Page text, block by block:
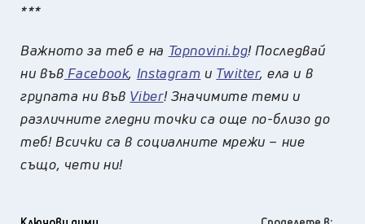
***
Важното за теб е на Topnovini.bg! Последвай
ни във Facebook, Instagram и Twitter, ела и в
групата ни във Viber! Значимите теми и
различните гледни точки са още по-близо до
теб! Всички са в социалните мрежи – ние
също, чети ни!